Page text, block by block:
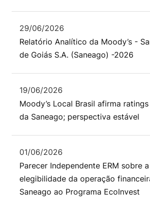
29/06/2026
Relatório Analítico da Moody’s -
de Goiás S.A. (Saneago) -2026
19/06/2026
Moody’s Local Brasil afirma
da Saneago; perspectiva estável
01/06/2026
Parecer Independente ERM sobre a
elegibilidade da operação
Saneago ao Programa EcoInvest